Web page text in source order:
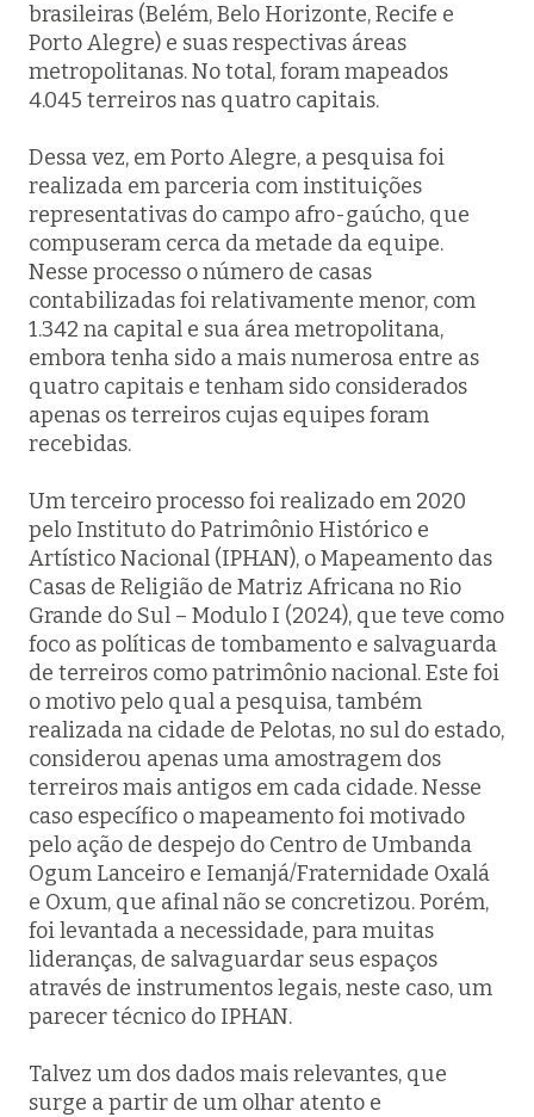
brasileiras (Belém, Belo Horizonte, Recife e
Porto Alegre) e suas respectivas áreas
metropolitanas. No total, foram mapeados
4.045 terreiros nas quatro capitais.
Dessa vez, em Porto Alegre, a pesquisa foi
realizada em parceria com instituições
representativas do campo afro-gaúcho, que
compuseram cerca da metade da equipe.
Nesse processo o número de casas
contabilizadas foi relativamente menor, com
1.342 na capital e sua área metropolitana,
embora tenha sido a mais numerosa entre as
quatro capitais e tenham sido considerados
apenas os terreiros cujas equipes foram
recebidas.
Um terceiro processo foi realizado em 2020
pelo Instituto do Patrimônio Histórico e
Artístico Nacional (IPHAN), oMapeamento das
Casas de Religião de Matriz Africana no Rio
Grande do Sul – Modulo I (2024), que teve como
foco as políticas de tombamento e salvaguarda
de terreiros como patrimônio nacional. Este foi
o motivo pelo qual a pesquisa, também
realizada na cidade de Pelotas, no sul do estado,
considerou apenas uma amostragem dos
terreiros mais antigos em cada cidade. Nesse
caso específico o mapeamento foi motivado
pelo ação de despejo do Centro de Umbanda
Ogum Lanceiro e Iemanjá/Fraternidade Oxalá
e Oxum, que afinal não se concretizou. Porém,
foi levantada a necessidade, para muitas
lideranças, de salvaguardar seus espaços
através de instrumentos legais, neste caso, um
parecer técnico do IPHAN.
Talvez um dos dados mais relevantes, que
surge a partir de um olhar atento e